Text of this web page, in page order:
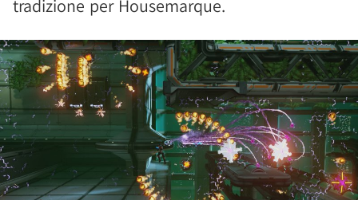
tradizione per Housemarque.